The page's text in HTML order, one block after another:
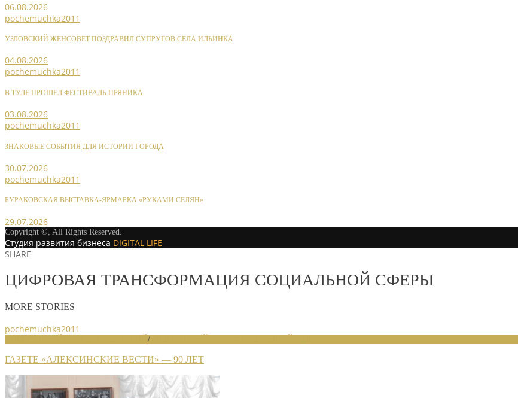
06.08.2026
pochemuchka2011
УЗЛОВСКИЙ ЖЕНСОВЕТ ПОЗДРАВИЛ СУПРУГОВ СЕЛА ИЛЬИНКА
04.08.2026
pochemuchka2011
В ТУЛЕ ПРОШЕЛ ФЕСТИВАЛЬ ПРЯНИКА
03.08.2026
pochemuchka2011
ЗНАКОВЫЕ СОБЫТИЯ ДЛЯ ИСТОРИИ ГОРОДА
30.07.2026
pochemuchka2011
БУРАКОВСКАЯ ВЫСТАВКА-ЯРМАРКА «РУКАМИ СЕЛЯН»
29.07.2026
Copyright ©, All Rights Reserved.
Студия развития бизнеса DIGITAL LIFE
SHARE
ЦИФРОВАЯ ТРАНСФОРМАЦИЯ СОЦИАЛЬНОЙ СФЕРЫ
MORE STORIES
pochemuchka2011
/
ГАЗЕТЕ «АЛЕКСИНСКИЕ ВЕСТИ» — 90 ЛЕТ